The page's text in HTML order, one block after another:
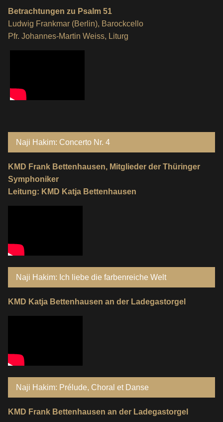
Betrachtungen zu Psalm 51
Ludwig Frankmar (Berlin), Barockcello
Pfr. Johannes-Martin Weiss, Liturg
Naji Hakim: Concerto Nr. 4
KMD Frank Bettenhausen, Mitglieder der Thüringer
Symphoniker
Leitung: KMD Katja Bettenhausen
Naji Hakim: Ich liebe die farbenreiche Welt
KMD Katja Bettenhausen an der Ladegastorgel
Naji Hakim: Prélude, Choral et Danse
KMD Frank Bettenhausen an der Ladegastorgel